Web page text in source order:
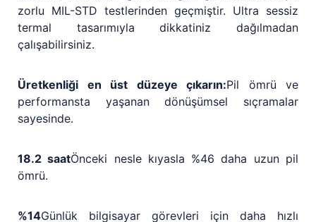
zorlu MIL-STD testlerinden geçmiştir. Ultra sessiz
termal tasarımıyla dikkatiniz dağılmadan
çalışabilirsiniz.
Üretkenliği en üst düzeye çıkarın:Pil ömrü ve
performansta yaşanan dönüşümsel sıçramalar
sayesinde.
18.2 saatÖnceki nesle kıyasla %46 daha uzun pil
ömrü.
%14Günlük bilgisayar görevleri için daha hızlı